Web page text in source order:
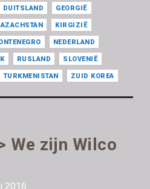
DUITSLAND GEORGIË
KIRGIZIË
NEDERLAND
RUSLAND SLOVENIË
TURKMENISTAN ZUID KOREA
We zijn Wilco
2016